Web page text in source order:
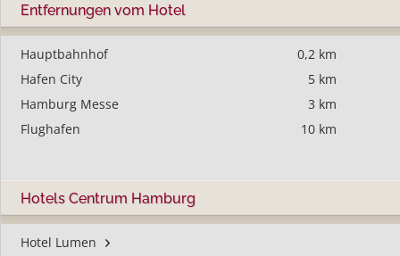
Entfernungen vom Hotel
Hauptbahnhof
0,2 km
Hafen City
5 km
Hamburg Messe
3 km
Flughafen
10 km
Hotels Centrum Hamburg
Hotel Lumen